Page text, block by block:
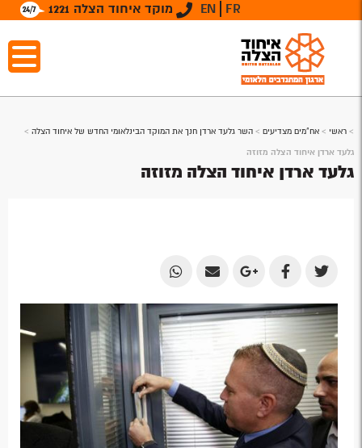
מוקד איחוד הצלה 1221 EN FR
> ראשי > אח"מים מצדיעים > השר גלעד ארדן חנך את המוקד הבינלאומי החדש של איחוד הצלה >
גלעד ארדן איחוד הצלה מזוזה
גלעד ארדן איחוד הצלה מזוזה
Share
on
Twitter
Share
on
Facebook
Share
on
Google
Plus
Share
by
Email
Share
by
Email